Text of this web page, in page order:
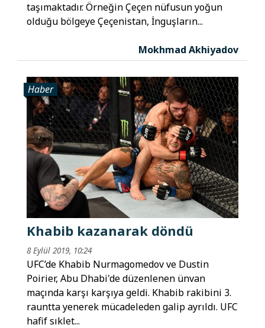
taşımaktadır. Örneğin Çeçen nüfusun yoğun
olduğu bölgeye Çeçenistan, İnguşların...
Mokhmad Akhiyadov
Haber
Khabib kazanarak döndü
8 Eylül 2019, 10:24
UFC’de Khabib Nurmagomedov ve Dustin
Poirier, Abu Dhabi'de düzenlenen ünvan
maçında karşı karşıya geldi. Khabib rakibini 3.
rauntta yenerek mücadeleden galip ayrıldı. UFC
hafif sıklet...